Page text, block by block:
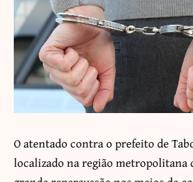
O atentado contra o prefeito de
localizado na região metropolitana